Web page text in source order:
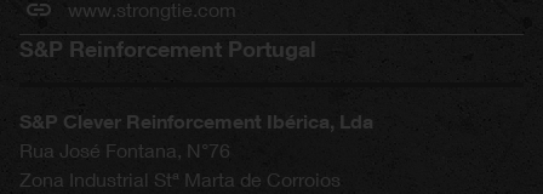
www.strongtie.com
S&P Reinforcement Portugal
S&P Clever Reinforcement Ibérica, Lda
Rua José Fontana, N°76
Zona Industrial Stª Marta de Corroios